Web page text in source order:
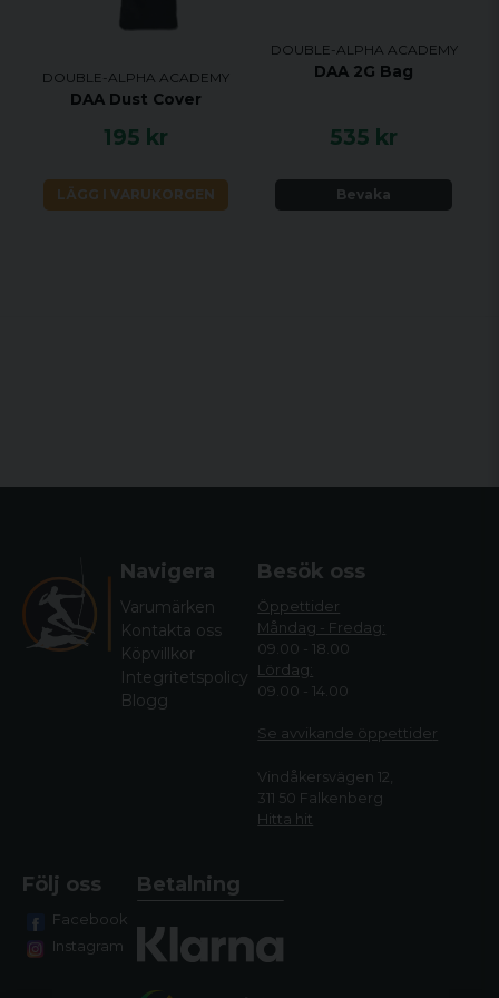
DOUBLE-ALPHA ACADEMY
DAA Dust Cover
195 kr
LÄGG I VARUKORGEN
DOUBLE-ALPHA ACADEMY
DAA 2G Bag
535 kr
Bevaka
kontroller för enkel användning.
Hållbar och pålitlig: Byggd för att klara
tuff användning i tävlingsinriktade miljöer.
Navigera
Varumärken
Kontakta oss
Köpvillkor
Integritetspolicy
Blogg
Besök oss
Öppettider
Måndag - Fredag:
09.00 - 18.00
Lördag:
09.00 - 14.00
Se avvikande öppettider
Vindåkersvägen 12,
311 50 Falkenberg
Hitta hit
Följ oss
Facebook
Instagram
Betalning